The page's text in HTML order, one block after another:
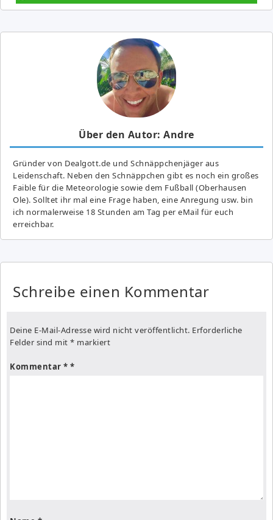
Über den Autor: Andre
Gründer von Dealgott.de und Schnäppchenjäger aus
Leidenschaft. Neben den Schnäppchen gibt es noch ein großes
Fai­ble für die Meteorologie sowie dem Fußball (Oberhausen
Ole). Solltet ihr mal eine Frage haben, eine Anregung usw. bin
ich normalerweise 18 Stunden am Tag per eMail für euch
erreichbar.
Schreibe einen Kommentar
Deine E-Mail-Adresse wird nicht veröffentlicht. Erforderliche
Felder sind mit * markiert
Kommentar *